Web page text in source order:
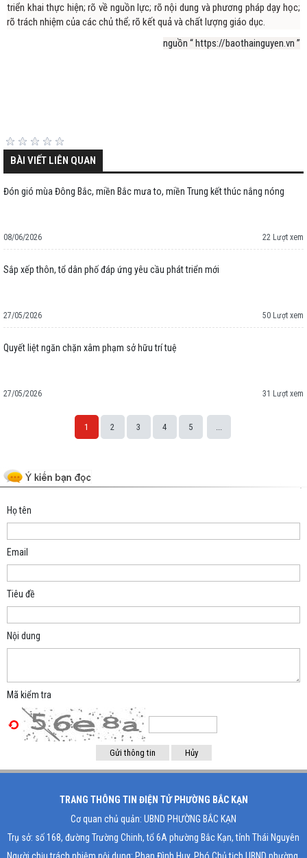
triển khai thực hiện; rõ về nguồn lực; rõ nội dung và phương pháp dạy học;
rõ trách nhiệm của các chủ thể; rõ kết quả và chất lượng giáo dục.
nguồn “ https://baothainguyen.vn ”
BÀI VIẾT LIÊN QUAN
Đón gió mùa Đông Bắc, miền Bắc mưa to, miền Trung kết thúc nắng nóng
08/06/2026 22 Lượt xem
Sắp xếp thôn, tổ dân phố đáp ứng yêu cầu phát triển mới
27/05/2026 50 Lượt xem
Quyết liệt ngăn chặn xâm phạm sở hữu trí tuệ
27/05/2026 31 Lượt xem
1 2 3 4 5 ...
Họ tên
Email
Tiêu đề
Nội dung
Mã kiểm tra
TRANG THÔNG TIN ĐIỆN TỬ PHƯỜNG BẮC KẠN
Cơ quan chủ quản: UBND PHƯỜNG BẮC KẠN
Trụ sở: số 168, đường Trường Chinh, tổ 6A phường Bắc Kạn, tỉnh Thái Nguyên